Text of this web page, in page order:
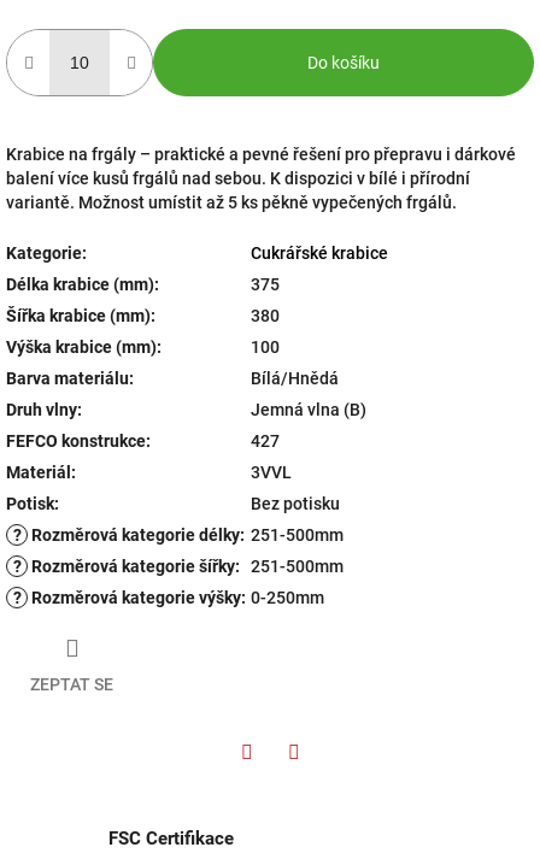
Do košíku
Krabice na frgály – praktické a pevné řešení pro přepravu i dárkové
balení více kusů frgálů nad sebou. K dispozici v bílé i přírodní
variantě. Možnost umístit až 5 ks pěkně vypečených frgálů.
Kategorie:
Cukrářské krabice
Délka krabice (mm):
375
Šířka krabice (mm):
380
Výška krabice (mm):
100
Barva materiálu:
Bílá/Hnědá
Druh vlny:
Jemná vlna (B)
FEFCO konstrukce:
427
Materiál :
3VVL
Potisk:
Bez potisku
? Rozměrová kategorie délky: 251-500mm
? Rozměrová kategorie šířky:
251-500mm
? Rozměrová kategorie výšky: 0-250mm
ZEPTAT SE
FSC Certifikace